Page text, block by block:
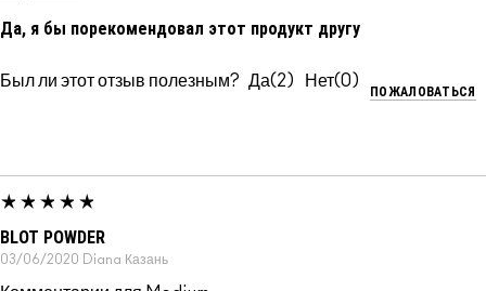
Да, я бы порекомендовал этот продукт другу
Был ли этот отзыв полезным? 2 0
ПОЖАЛОВАТЬСЯ
BLOT POWDER
03/06/2020 Diana Казань